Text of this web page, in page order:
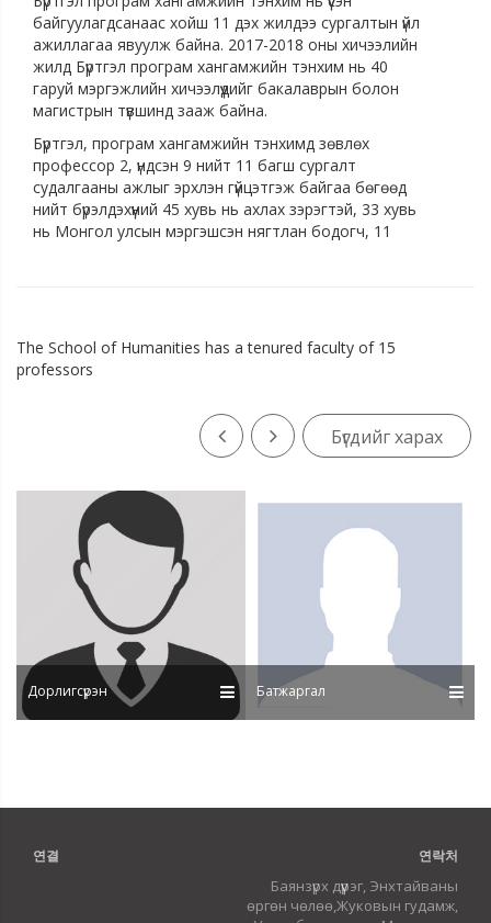
байгуулагдсанаас хойш 11 дэх жилдээ сургалтын үйл
ажиллагаа явуулж байна. 2017-2018 оны хичээлийн
жилд Бүртгэл програм хангамжийн тэнхим нь 40
гаруй мэргэжлийн хичээлүүдийг бакалаврын болон
магистрын түвшинд зааж байна.
Бүртгэл, програм хангамжийн тэнхимд зөвлөх
профессор 2, үндсэн 9 нийт 11 багш сургалт
судалгааны ажлыг эрхлэн гүйцэтгэж байгаа бөгөөд
нийт бүрэлдэхүүний 45 хувь нь ахлах зэрэгтэй, 33 хувь
нь Монгол улсын мэргэшсэн нягтлан бодогч, 11
боловсруулсан бөгөөд жил бүр мэргэжлийн сэтгүүлд
судалгааны ажлаараа өгүүлэл нийтүүлж ирсэн. Мөн
эрдэмтэн судлаачдын судалгааны ажлыг хэлэлцүүлж
бэлтгэхдээ өөрийн үнэлгээ хийж, Боловсролын
Магадлан Итгэмжлэх Үндэсний Зөвлөлөөс 2014 онд
хөтөлбөрийн магадлан итгэмжлэлийн гэрчилгээ
авсан.
2013 онд Бизнесийн сургууль, хөтөлбөрүүдийн
магадлан итгэмжлэлийн зөвлөлд /ACBSP/ гишүүнээр
элсэж, 2017 онд амжилттайгаар магадлан
итгэмжлэгдсэн.
Тус тэнхим нь өнөөдөр Нягтлан бодох бүртгэл,
мэргэжлийн сургалтын хөтөлбөрөөр өдрийн болон
институтээс нягтлан бодогч мэргэжлээр
мэргэжилтэн бэлтгэдэг их дээд сургуулиудын дунд
жил бүр уламжлал болгон зохион байгуулдаг
"Нягтлан бодох бүртгэлийн олимпиад БСШУЯ-ны
The School of Humanities has a tenured faculty of 15
professors
Бүгдийг харах
Дорлигсүрэн Батжаргал
연결 연락처
Баянзүрх дүүрэг, Энхтайваны
өргөн чөлөө,Жуковын гудамж,